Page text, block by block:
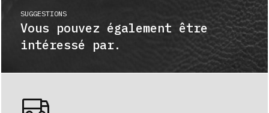
SUGGESTIONS
Vous pouvez également être
intéressé par.